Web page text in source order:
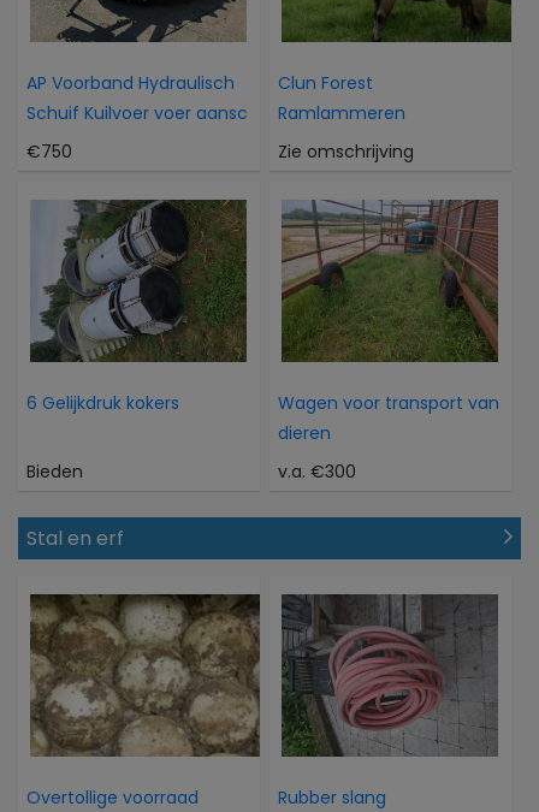
AP Voorband Hydraulisch
Schuif Kuilvoer voer aansc
€750
Clun Forest
Ramlammeren
Zie omschrijving
6 Gelijkdruk kokers
Bieden
Wagen voor transport van
dieren
v.a. €300
Stal en erf
Overtollige voorraad
Rubber slang